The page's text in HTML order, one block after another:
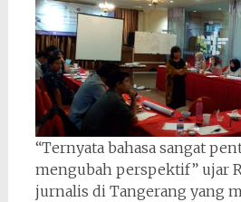
“Ternyata bahasa sangat
mengubah perspektif” ujar
jurnalis di Tangerang yang